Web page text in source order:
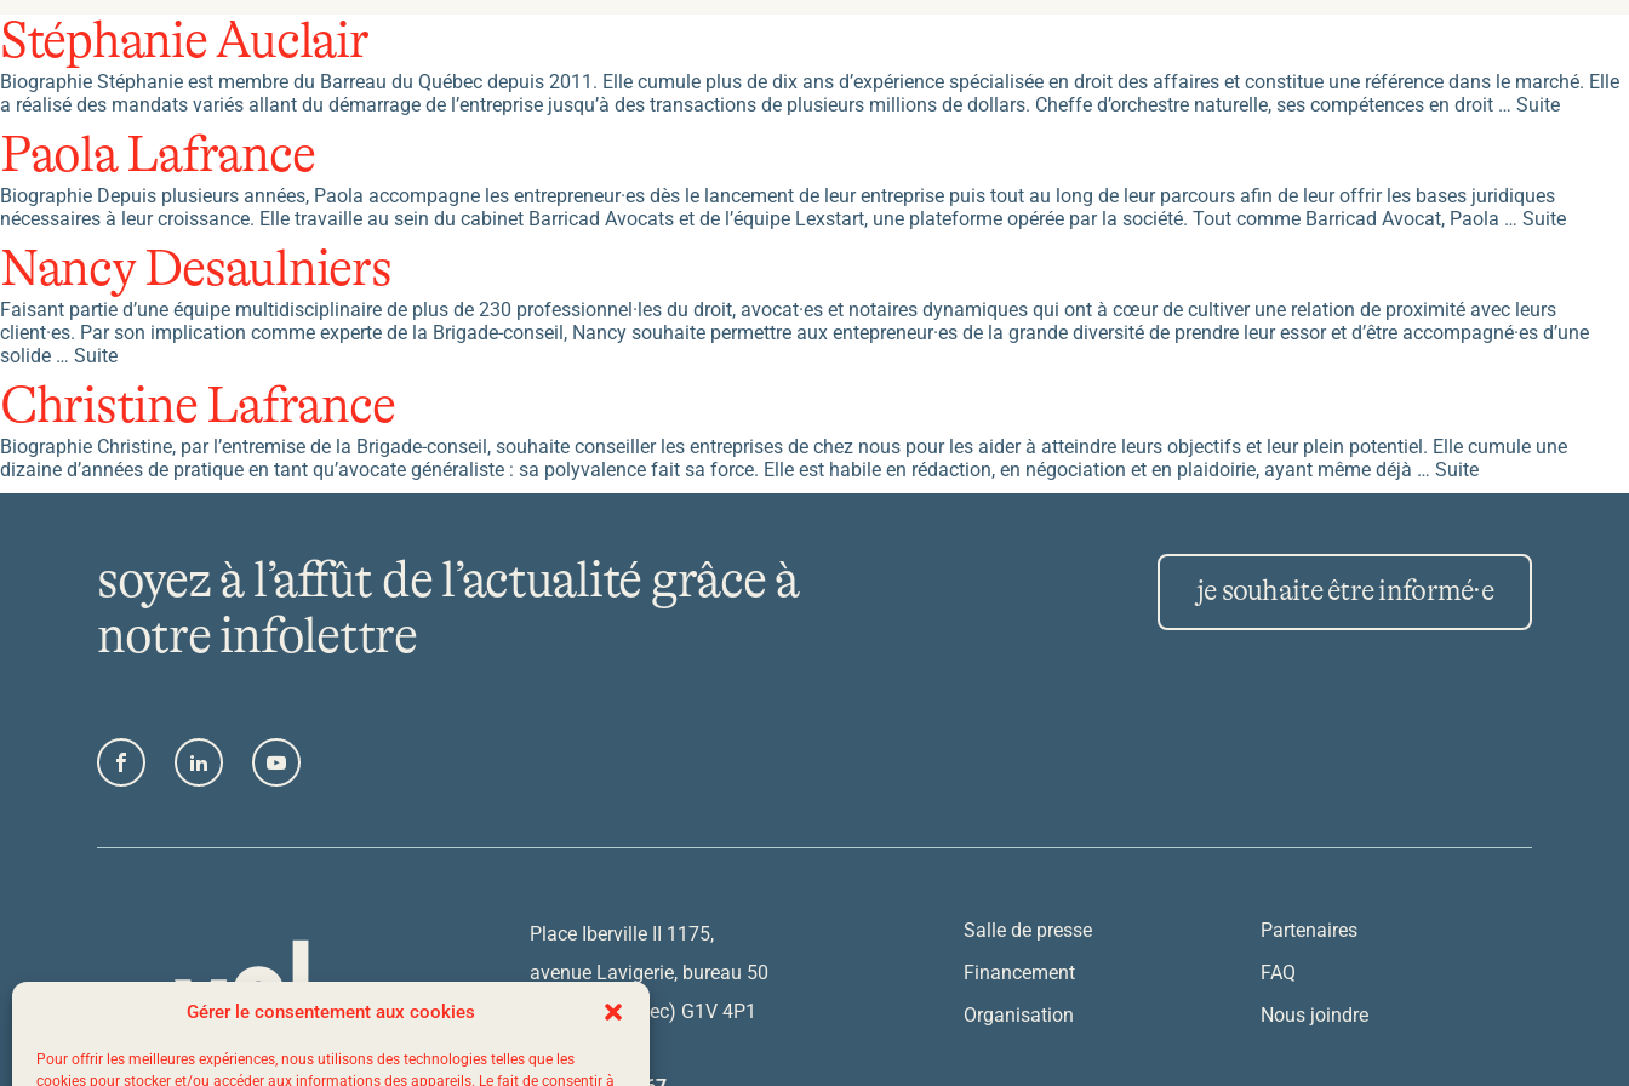
Gérer le consentement aux cookies
Pour offrir les meilleures expériences, nous utilisons des technologies telles que les
cookies pour stocker et/ou accéder aux informations des appareils. Le fait de consentir à
Stéphanie Auclair
Biographie Stéphanie est membre du Barreau du Québec depuis 2011. Elle cumule plus de dix ans d’expérience spécialisée en droit des affaires et constitue une référence dans le marché. Elle
a réalisé des mandats variés allant du démarrage de l’entreprise jusqu’à des transactions de plusieurs millions de dollars. Cheffe d’orchestre naturelle, ses compétences en droit … Suite
Paola Lafrance
Biographie Depuis plusieurs années, Paola accompagne les entrepreneur·es dès le lancement de leur entreprise puis tout au long de leur parcours afin de leur offrir les bases juridiques
nécessaires à leur croissance. Elle travaille au sein du cabinet Barricad Avocats et de l’équipe Lexstart, une plateforme opérée par la société. Tout comme Barricad Avocat, Paola … Suite
Nancy Desaulniers
Faisant partie d’une équipe multidisciplinaire de plus de 230 professionnel·les du droit, avocat·es et notaires dynamiques qui ont à cœur de cultiver une relation de proximité avec leurs
client·es. Par son implication comme experte de la Brigade-conseil, Nancy souhaite permettre aux entepreneur·es de la grande diversité de prendre leur essor et d’être accompagné·es d’une
solide … Suite
Christine Lafrance
Biographie Christine, par l’entremise de la Brigade-conseil, souhaite conseiller les entreprises de chez nous pour les aider à atteindre leurs objectifs et leur plein potentiel. Elle cumule une
dizaine d’années de pratique en tant qu’avocate généraliste : sa polyvalence fait sa force. Elle est habile en rédaction, en négociation et en plaidoirie, ayant même déjà … Suite
soyez à l’affût de l’actualité grâce à
notre infolettre
FacebookLinkedIn YouTube
je souhaite être informé·e
Place Iberville II 1175,
avenue Lavigerie, bureau 50
Québec (Québec) G1V 4P1
Salle de presse
Financement
Organisation
Partenaires
FAQ
Nous joindre